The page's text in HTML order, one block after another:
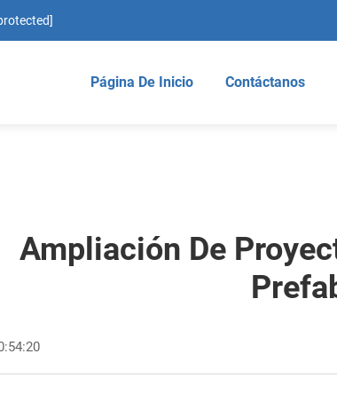
Página De Inicio Contáctanos
Ampliación De